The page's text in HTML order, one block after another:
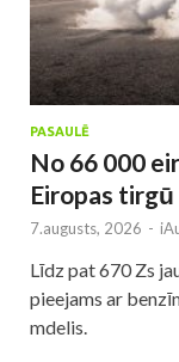
PASAULĒ
No 66 000
Eiropas tirgū
7.augusts, 2026 -
Līdz pat 670 Zs
pieejams ar
mdelis.